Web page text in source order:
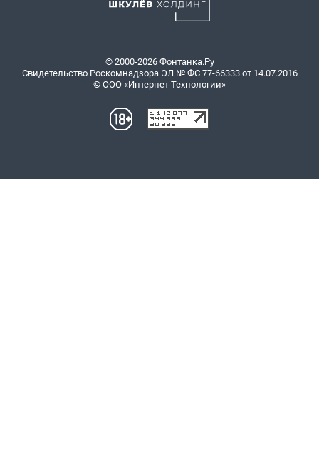
© 2000-2026 Фонтанка.Ру
Свидетельство Роскомнадзора ЭЛ № ФС 77-66333 от 14.07.2016
© ООО «Интернет Технологии»